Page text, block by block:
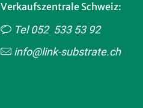
Verkaufszentrale Schweiz:
Tel 052 533 53 92
info@link-substrate.ch